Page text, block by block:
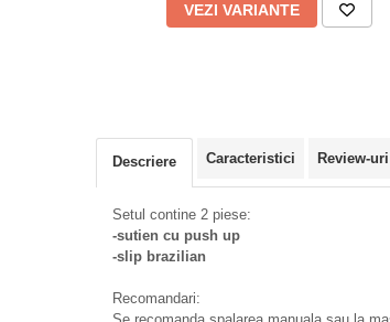
VEZI VARIANTE
Descriere Caracteristici Review-uri
Setul contine 2 piese:
-sutien cu push up
-slip brazilian
Recomandari: